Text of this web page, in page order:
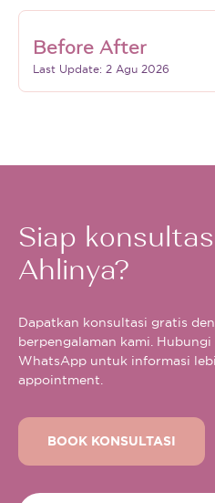
Before After
Last Update: 2 Agu 2026
Siap
Ahlinya?
Dapatkan konsultasi gratis
berpengalaman kami.
WhatsApp untuk informasi
appointment.
BOOK KONSULTASI